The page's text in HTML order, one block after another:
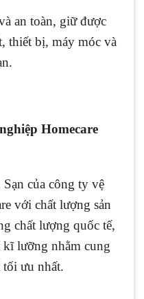
an toàn, giữ được
thiết bị, máy móc và
Homecare
của công ty vệ
với chất lượng sản
chất lượng quốc tế,
lưỡng nhằm cung
tối ưu nhất.